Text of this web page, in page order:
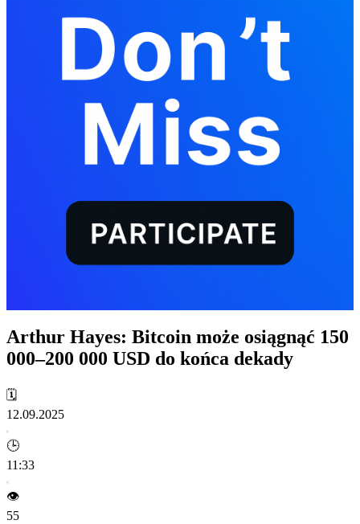
Arthur Hayes: Bitcoin może osiągnąć 150
000–200 000 USD do końca dekady
🗓️
12.09.2025
🕒
11:33
👁️
55